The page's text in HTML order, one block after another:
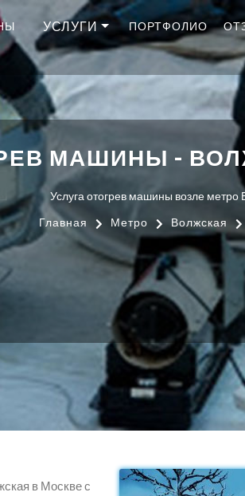
УСЛУГИ ПОРТФОЛИО
МАШИНЫ -
Услуга отогрев машины возле метро
Главная
Метро Волжская
в Москве с